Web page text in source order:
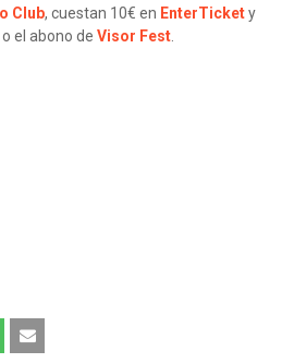
Club, cuestan 10€ en EnterTickety
el abono de Visor Fest